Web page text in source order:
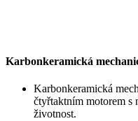
Karbonkeramická
Karbonkeramická
čtyřtaktním motorem s
životnost.